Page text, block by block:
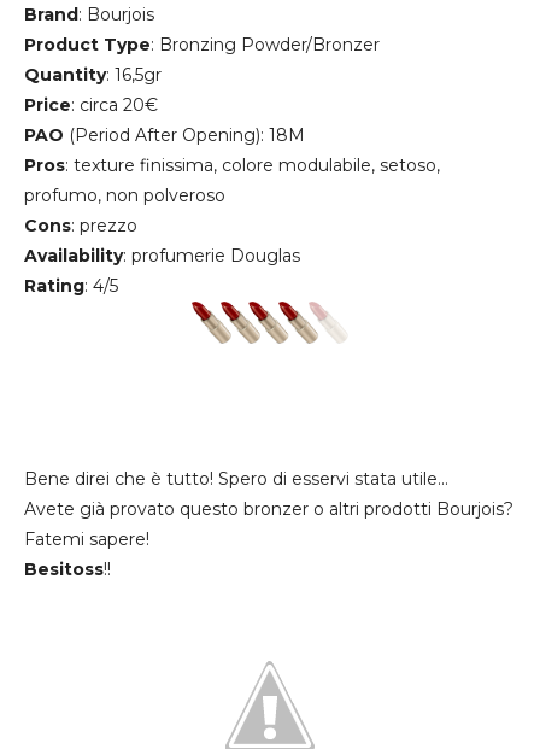
Brand: Bourjois
Product Type: Bronzing Powder/Bronzer
Quantity: 16,5gr
Price: circa 20€
PAO (Period After Opening): 18M
Pros: texture finissima, colore modulabile, setoso,
profumo, non polveroso
Cons: prezzo
Availability: profumerie Douglas
Rating: 4/5
Bene direi che è tutto! Spero di esservi stata utile...
Avete già provato questo bronzer o altri prodotti Bourjois?
Fatemi sapere!
Besitoss!!